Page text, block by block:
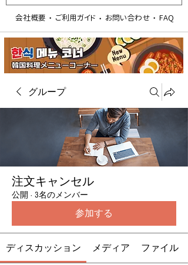
​ご利用ガイド お問い合わせ FAQ
会社概要 ​・ ​・
​・
グループ
注文キャンセル
公開 · 3名のメンバー
参加する
ディスカッション メディア ファイル